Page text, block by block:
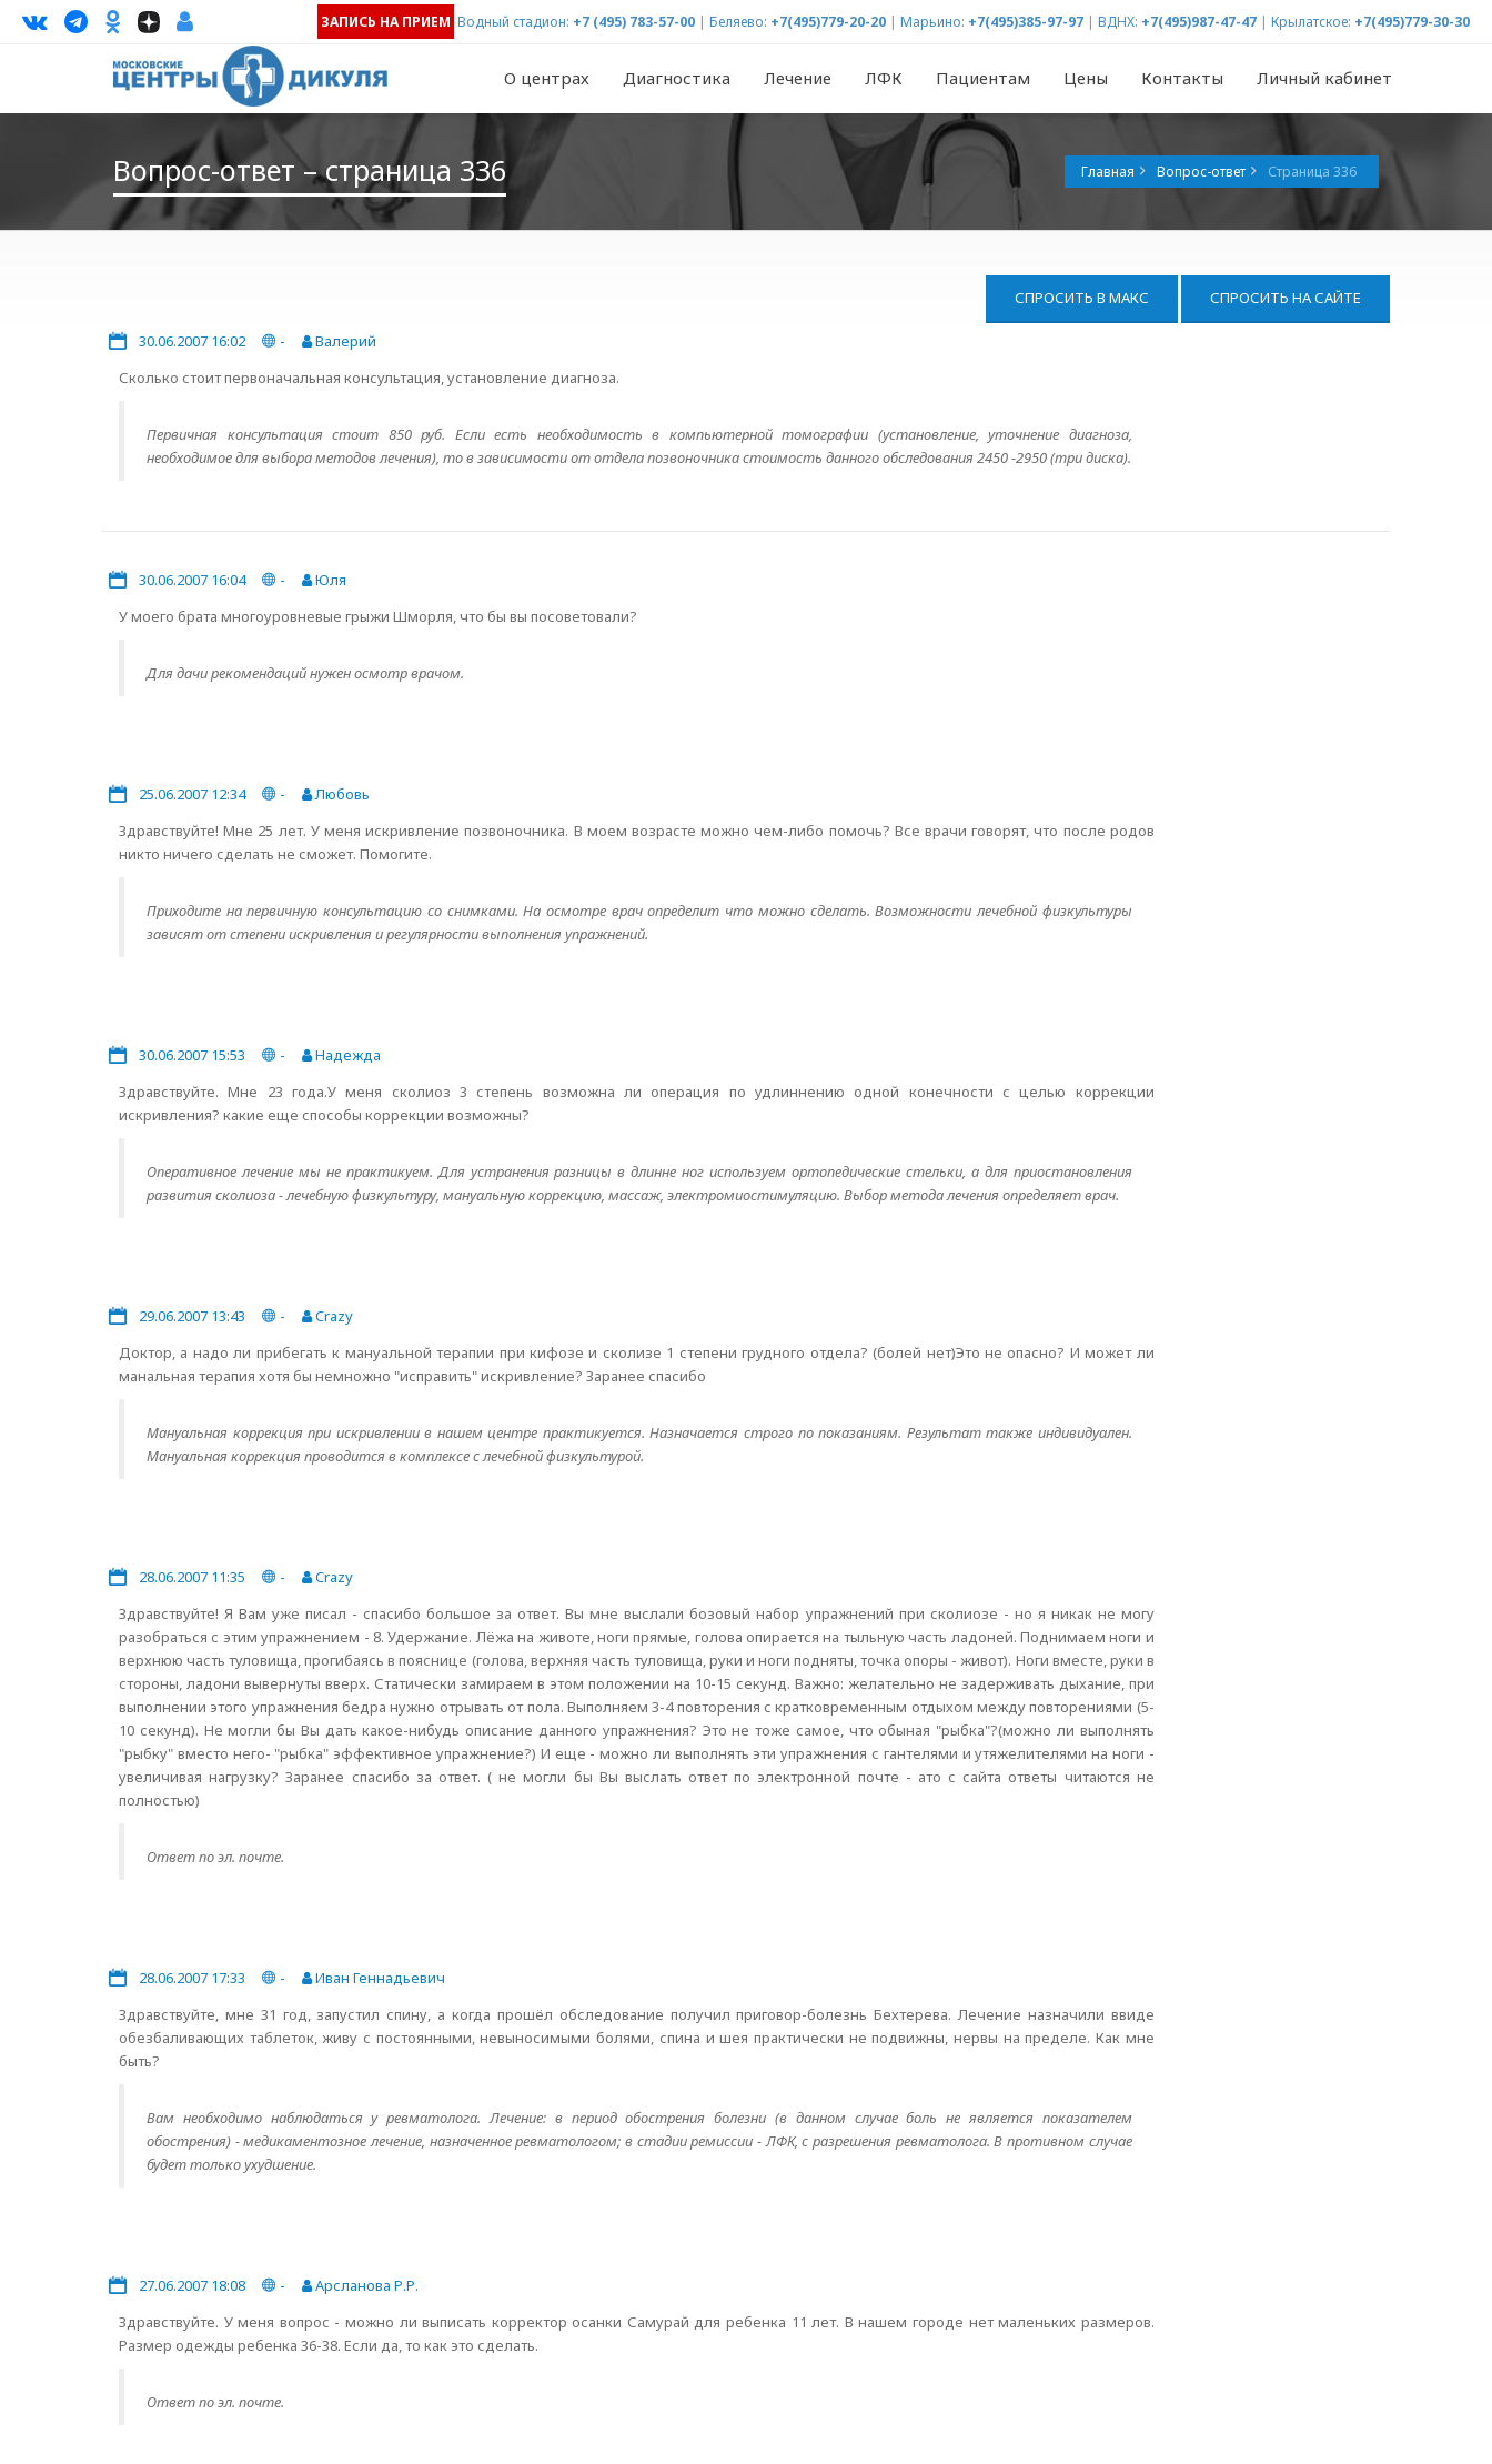
ЗАПИСЬ НА ПРИЕМ Водный стадион: +7 (495) 783-57-00 | Беляево: +7(495)779-20-20 | Марьино: +7(495)385-97-97 | ВДНХ: +7(495)987-47-47 | Крылатское: +7(495)779-30-30
О центрах Диагностика Лечение ЛФК Пациентам Цены Контакты Личный кабинет
Вопрос-ответ – страница 336 Главная Вопрос-ответ Страница 336
СПРОСИТЬ В МАКС СПРОСИТЬ НА САЙТЕ
30.06.2007 16:02 -
Валерий
Сколько стоит первоначальная консультация, установление диагноза.
Первичная консультация стоит 850 руб. Если есть необходимость в компьютерной томографии (установление, уточнение диагноза,
необходимое для выбора методов лечения), то в зависимости от отдела позвоночника стоимость данного обследования 2450 -2950 (три диска).
30.06.2007 16:04 -
Юля
У моего брата многоуровневые грыжи Шморля, что бы вы посоветовали?
Для дачи рекомендаций нужен осмотр врачом.
25.06.2007 12:34 -
Любовь
Здравствуйте! Мне 25 лет. У меня искривление позвоночника. В моем возрасте можно чем-либо помочь? Все врачи говорят, что после родов
никто ничего сделать не сможет. Помогите.
Приходите на первичную консультацию со снимками. На осмотре врач определит что можно сделать. Возможности лечебной физкультуры
зависят от степени искривления и регулярности выполнения упражнений.
30.06.2007 15:53 -
Надежда
Здравствуйте. Мне 23 года.У меня сколиоз 3 степень возможна ли операция по удлиннению одной конечности с целью коррекции
искривления? какие еще способы коррекции возможны?
Оперативное лечение мы не практикуем. Для устранения разницы в длинне ног используем ортопедические стельки, а для приостановления
развития сколиоза - лечебную физкультуру, мануальную коррекцию, массаж, электромиостимуляцию. Выбор метода лечения определяет врач.
29.06.2007 13:43 -
Crazy
Доктор, а надо ли прибегать к мануальной терапии при кифозе и сколизе 1 степени грудного отдела? (болей нет)Это не опасно? И может ли
манальная терапия хотя бы немножно "исправить" искривление? Заранее спасибо
Мануальная коррекция при искривлении в нашем центре практикуется. Назначается строго по показаниям. Результат также индивидуален.
Мануальная коррекция проводится в комплексе с лечебной физкультурой.
28.06.2007 11:35 -
Crazy
Здравствуйте! Я Вам уже писал - спасибо большое за ответ. Вы мне выслали бозовый набор упражнений при сколиозе - но я никак не могу
разобраться с этим упражнением - 8. Удержание. Лёжа на животе, ноги прямые, голова опирается на тыльную часть ладоней. Поднимаем ноги и
верхнюю часть туловища, прогибаясь в пояснице (голова, верхняя часть туловища, руки и ноги подняты, точка опоры - живот). Ноги вместе, руки в
стороны, ладони вывернуты вверх. Статически замираем в этом положении на 10-15 секунд. Важно: желательно не задерживать дыхание, при
выполнении этого упражнения бедра нужно отрывать от пола. Выполняем 3-4 повторения с кратковременным отдыхом между повторениями (5-
10 секунд). Не могли бы Вы дать какое-нибудь описание данного упражнения? Это не тоже самое, что обыная "рыбка"?(можно ли выполнять
"рыбку" вместо него- "рыбка" эффективное упражнение?) И еще - можно ли выполнять эти упражнения с гантелями и утяжелителями на ноги -
увеличивая нагрузку? Заранее спасибо за ответ. ( не могли бы Вы выслать ответ по электронной почте - ато с сайта ответы читаются не
полностью)
Ответ по эл. почте.
28.06.2007 17:33 -
Иван Геннадьевич
Здравствуйте, мне 31 год, запустил спину, а когда прошёл обследование получил приговор-болезнь Бехтерева. Лечение назначили ввиде
обезбаливающих таблеток, живу с постоянными, невыносимыми болями, спина и шея практически не подвижны, нервы на пределе. Как мне
быть?
Вам необходимо наблюдаться у ревматолога. Лечение: в период обострения болезни (в данном случае боль не является показателем
обострения) - медикаментозное лечение, назначенное ревматологом; в стадии ремиссии - ЛФК, с разрешения ревматолога. В противном случае
будет только ухудшение.
27.06.2007 18:08 -
Арсланова Р.Р.
Здравствуйте. У меня вопрос - можно ли выписать корректор осанки Самурай для ребенка 11 лет. В нашем городе нет маленьких размеров.
Размер одежды ребенка 36-38. Если да, то как это сделать.
Ответ по эл. почте.